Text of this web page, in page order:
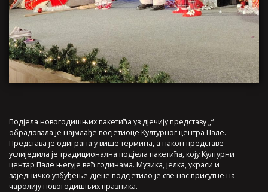
Подјела новогодишњих пакетића уз дјечију представу „“
обрадовала је најмлађе посјетиоце Културног центра Пале.
Представа је одиграна у више термина, а након представе
услиједила је традиционална подјела пакетића, коју Културни
центар Пале његује већ годинама. Музика, јелка, украси и
заједничко узбуђење дјеце подсјетило је све нас присутне на
чаролију новогодишњих празника.